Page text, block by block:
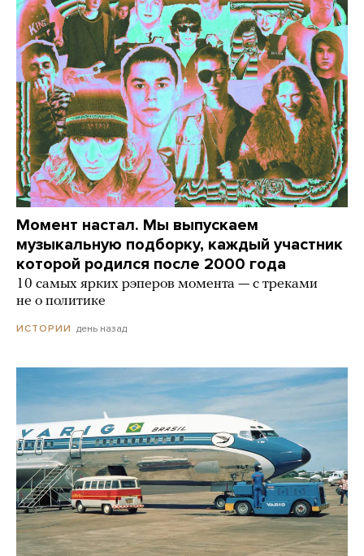
Момент настал. Мы выпускаем
музыкальную подборку, каждый участник
которой родился после 2000 года
10 самых ярких рэперов момента — с треками
не о политике
ИСТОРИИ день назад